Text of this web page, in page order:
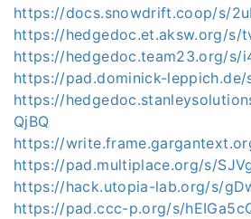
https://docs.snowdrift.coop/s/
https://hedgedoc.et.aksw.org/s/
https://hedgedoc.team23.org/s/
https://pad.dominick-leppich.de/
https://
QjBQ
https://
https://pad.multiplace.org/s/
https://hack.utopia-lab.org/s/
https://pad.ccc-p.org/s/